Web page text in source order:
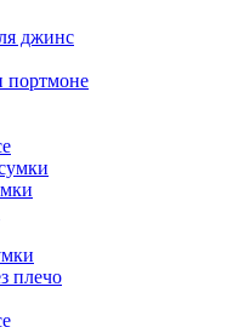
джинс
портмоне
плечо